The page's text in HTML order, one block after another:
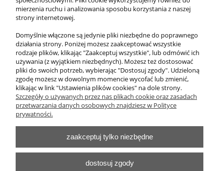
zawiera 23% VAT, bez kosztów dostawy
do koszyka
O nas
Pomoc
Moje konto
mierzenia ruchu i analizowania sposobu korzystania z naszej
strony internetowej.
Domyślnie włączone są jedynie pliki niezbędne do poprawnego
działania strony. Poniżej możesz zaakceptować wszystkie
rodzaje plików, klikając "Zaakceptuj wszystkie", lub odmówić ich
używania (z wyjątkiem niezbędnych). Możesz też dostosować
pliki do swoich potrzeb, wybierając "Dostosuj zgody". Udzieloną
zgodę możesz w dowolnym momencie wycofać lub zmienić,
klikając w link "Ustawienia plików cookies" na dole strony.
Szczegóły o używanych przez nas plikach cookie oraz zasadach
przetwarzania danych osobowych znajdziesz w Polityce
prywatności.
zaakceptuj tylko niezbędne
dostosuj zgody